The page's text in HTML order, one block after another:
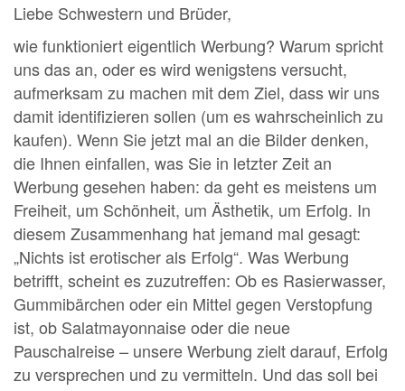
Liebe Schwestern und Brüder,
wie funktioniert eigentlich Werbung? Warum spricht
uns das an, oder es wird wenigstens versucht,
aufmerksam zu machen mit dem Ziel, dass wir uns
damit identifizieren sollen (um es wahrscheinlich zu
kaufen). Wenn Sie jetzt mal an die Bilder denken,
die Ihnen einfallen, was Sie in letzter Zeit an
Werbung gesehen haben: da geht es meistens um
Freiheit, um Schönheit, um Ästhetik, um Erfolg. In
diesem Zusammenhang hat jemand mal gesagt:
„Nichts ist erotischer als Erfolg“. Was Werbung
betrifft, scheint es zuzutreffen: Ob es Rasierwasser,
Gummibärchen oder ein Mittel gegen Verstopfung
ist, ob Salatmayonnaise oder die neue
Pauschalreise – unsere Werbung zielt darauf, Erfolg
zu versprechen und zu vermitteln. Und das soll bei